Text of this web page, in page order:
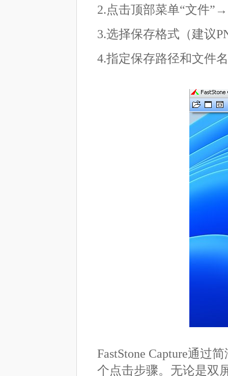
2.点击顶部菜单“文件
3.选择保存格式（建议
4.指定保存路径和文件
FastStone Capture通过
个点击步骤。无论是双